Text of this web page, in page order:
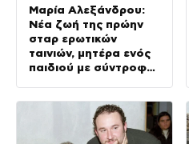
Μαρία Αλεξάνδρου:
Νέα ζωή της πρώην
σταρ ερωτικών
ταινιών, μητέρα ενός
παιδιού με σύντροφο